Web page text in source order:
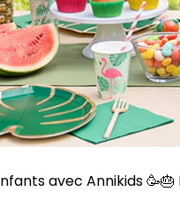
avec Annikids